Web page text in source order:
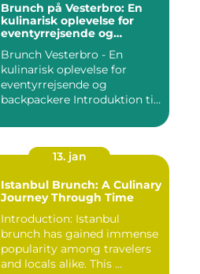
Brunch på Vesterbro: En
kulinarisk oplevelse for
eventyrrejsende og
Brunch Vesterbro - En
kulinarisk oplevelse for
eventyrrejsende og
backpackere Introduktion til
13. jan
Istanbul Brunch: A Culinary
Journey Through Time
Introduction: Istanbul
brunch has gained immense
popularity among travelers
and locals alike. This ...